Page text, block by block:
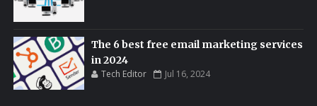
The 6 best free email marketing services
in 2024
Tech Editor Jul 16, 2024